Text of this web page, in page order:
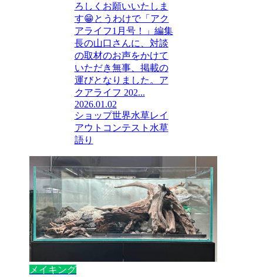
ろしくお願いいたしま
す😁とうわけで「アク
アライフ1月号！」編集
長の山口さんに、対談
の取材のお声をかけて
いただき無事、掲載の
運びとなりました。ア
クアライフ 202...
2026.01.02
ショップ世界水草レイ
アウトコンテスト 水草
語り
メイキング